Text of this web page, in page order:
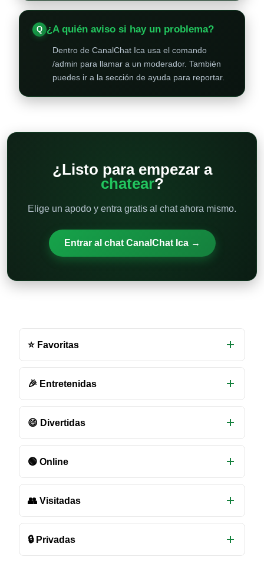
¿A quién aviso si hay un problema?
Dentro de CanalChat Ica usa el comando
/admin para llamar a un moderador. También
puedes ir a la sección de ayuda para reportar.
¿Listo para empezar a
chatear?
Elige un apodo y entra gratis al chat ahora mismo.
Entrar al chat CanalChat Ica →
de
chat
disponibles
⭐ Favoritas
🎉 Entretenidas
😄 Divertidas
🟢 Online
👥 Visitadas
🔒 Privadas